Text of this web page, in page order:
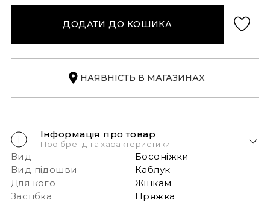
ДОДАТИ ДО КОШИКА
НАЯВНІСТЬ В МАГАЗИНАХ
Інформація про товар
Про бренд та характеристики
Вид
Босоніжки
Вид підошви
Каблук
Для кого
Жінкам
Застібка
Пряжка